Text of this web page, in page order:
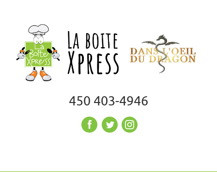
450 403-4946